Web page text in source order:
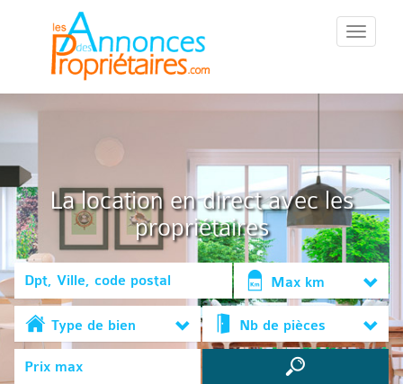
::Menu::
La location en direct avec les
propriétaires
Max km
Type de bien Nb de pièces